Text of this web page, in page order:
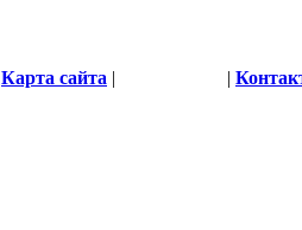
Карта сайта | |